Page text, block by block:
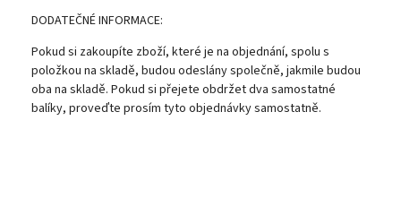
DODATEČNÉ INFORMACE:
Pokud si zakoupíte zboží, které je na objednání, spolu s
položkou na skladě, budou odeslány společně, jakmile budou
oba na skladě. Pokud si přejete obdržet dva samostatné
balíky, proveďte prosím tyto objednávky samostatně.